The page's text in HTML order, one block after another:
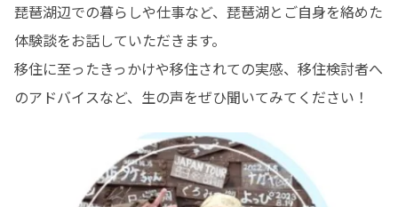
琵琶湖辺での暮らしや仕事など、琵琶湖とご自身を絡めた
体験談をお話していただきます。
移住に至ったきっかけや移住されての実感、移住検討者へ
のアドバイスなど、生の声をぜひ聞いてみてください！